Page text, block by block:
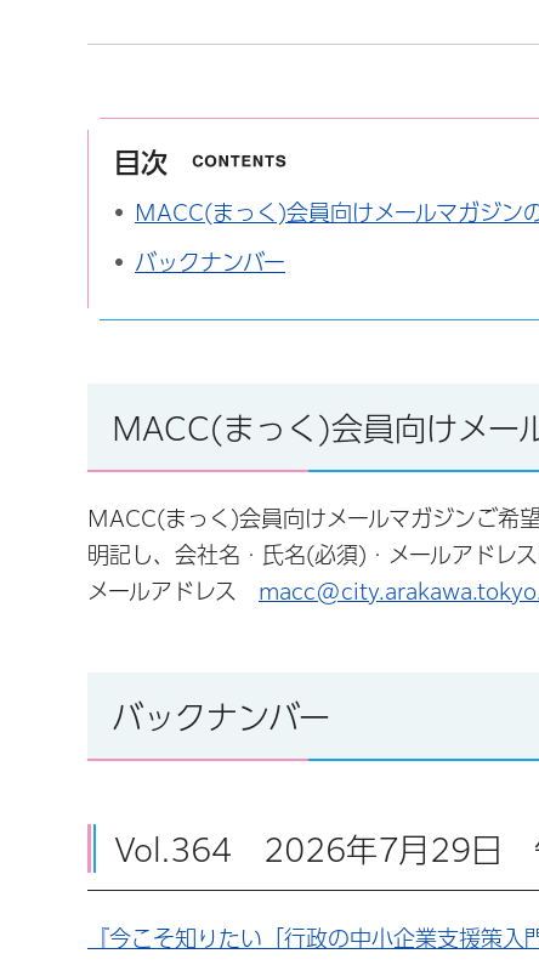
目次
MACC(まっく)会員向けメールマガジン
バックナンバー
MACC(まっく)会員向けメー
MACC(まっく)会員向けメールマガジンご希
明記し、会社名・氏名(必須)・メールアドレ
メールアドレス
バックナンバー
Vol.364 2026年7月29日
『今こそ知りたい「行政の中小企業支援策